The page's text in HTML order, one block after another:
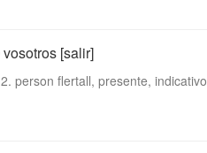
vosotros [salir]
2. person flertall, presente, indicativo